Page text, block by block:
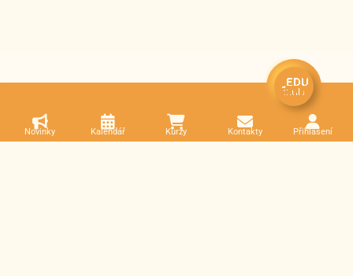
Novinky Kalendář Kurzy Kontakty Přihlášení